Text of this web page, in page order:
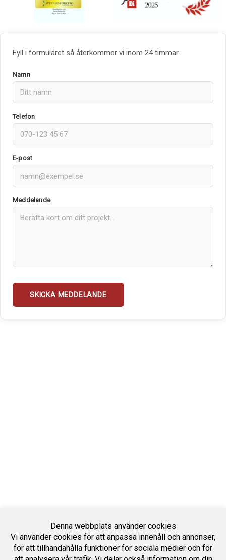
Fyll i formuläret så återkommer vi inom 24 timmar.
Namn
Telefon
E-post
Meddelande
Denna webbplats använder cookies
Vi använder cookies för att anpassa innehåll och annonser,
för att tillhandahålla funktioner för sociala medier och för